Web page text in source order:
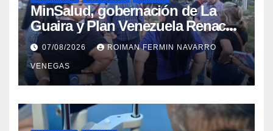
MinSalud, gobernación de La
Guaira y Plan Venezuela Renace
iniciaron la rehabilitación integral
del Centro Psicofamiliar El Niño y
el Mar
07/08/2026 ROIMAN FERMIN NAVARRO
VENEGAS